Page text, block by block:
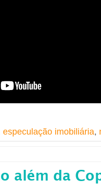
especulação imobiliária,
além da